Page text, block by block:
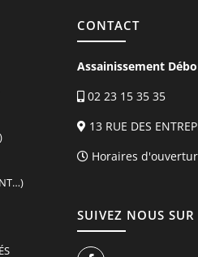
CONTACT
Assainissement
02 23 15 35 35
13 RUE DES
Horaires
SUIVEZ NOUS SUR